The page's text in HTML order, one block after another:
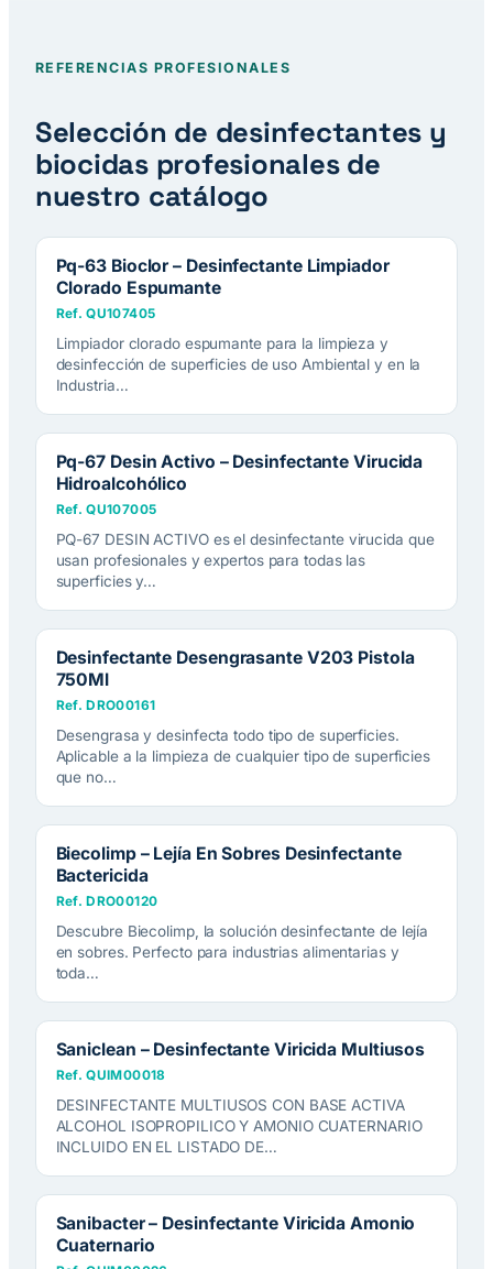
REFERENCIAS PROFESIONALES
Selección de desinfectantes y
biocidas profesionales de
nuestro catálogo
Pq-63 Bioclor – Desinfectante Limpiador
Clorado Espumante
Ref. QU107405
Limpiador clorado espumante para la limpieza y
desinfección de superficies de uso Ambiental y en la
Industria…
Pq-67 Desin Activo – Desinfectante Virucida
Hidroalcohólico
Ref. QU107005
PQ-67 DESIN ACTIVO es el desinfectante virucida que
usan profesionales y expertos para todas las
superficies y…
Desinfectante Desengrasante V203 Pistola
750Ml
Ref. DRO00161
Desengrasa y desinfecta todo tipo de superficies.
Aplicable a la limpieza de cualquier tipo de superficies
que no…
Biecolimp – Lejía En Sobres Desinfectante
Bactericida
Ref. DRO00120
Descubre Biecolimp, la solución desinfectante de lejía
en sobres. Perfecto para industrias alimentarias y
toda…
Saniclean – Desinfectante Viricida Multiusos
Ref. QUIM00018
DESINFECTANTE MULTIUSOS CON BASE ACTIVA
ALCOHOL ISOPROPILICO Y AMONIO CUATERNARIO
INCLUIDO EN EL LISTADO DE…
Sanibacter – Desinfectante Viricida Amonio
Cuaternario